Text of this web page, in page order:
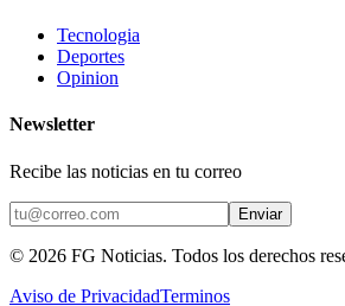
Tecnologia
Deportes
Opinion
Newsletter
Recibe las noticias en tu correo
Enviar
© 2026 FG Noticias. Todos los derechos
Aviso de PrivacidadTerminos